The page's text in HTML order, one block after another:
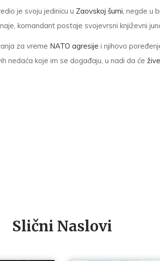
je svoju jedinicu u Zaovskoj šumi, negde u
komandant postaje svojevrsni književni
za vreme NATO agresije i njihovo
nedaća koje im se događaju, u nadi da će
Slični Naslovi